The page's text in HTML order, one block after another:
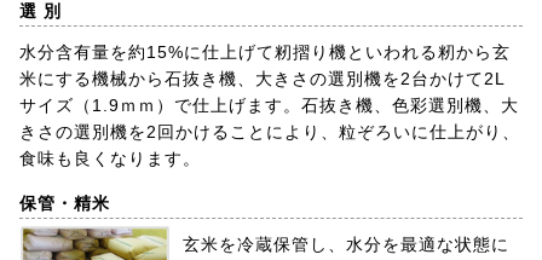
選 別
水分含有量を約15%に仕上げて籾摺り機といわれる籾から玄
米にする機械から石抜き機、大きさの選別機を2台かけて2L
サイズ（1.9ｍｍ）で仕上げます。石抜き機、色彩選別機、大
きさの選別機を2回かけることにより、粒ぞろいに仕上がり、
食味も良くなります。
保管・精米
玄米を冷蔵保管し、水分を最適な状態に